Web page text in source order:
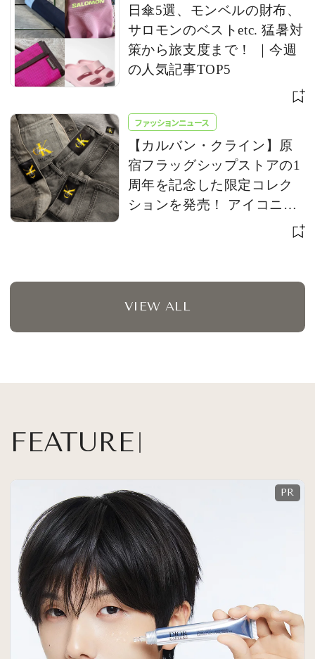
日傘5選、モンベルの財布、
サロモンのベストetc. 猛暑対
策から旅支度まで！ ｜今週
の人気記事TOP5
ファッションニュース
【カルバン・クライン】原
宿フラッグシップストアの1
周年を記念した限定コレク
ションを発売！ アイコニッ
クな「CK」ロゴをアップデ
VIEW ALL
FEATURE